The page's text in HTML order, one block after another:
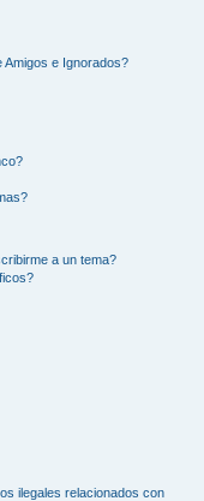
Amigos e Ignorados?
a un tema?
ilegales relacionados con